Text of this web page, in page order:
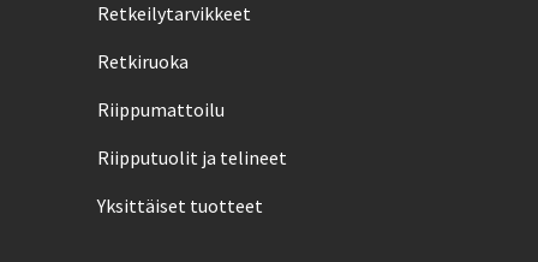
Retkeilytarvikkeet
Retkiruoka
Riippumattoilu
Riipputuolit ja telineet
Yksittäiset tuotteet